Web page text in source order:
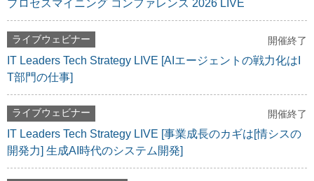
プロセスマイニング コンファレンス 2026 LIVE
ライブウェビナー 開催終了
IT Leaders Tech Strategy LIVE [AIエージェントの戦力化はI
T部門の仕事]
ライブウェビナー 開催終了
IT Leaders Tech Strategy LIVE [事業成長のカギは[情シスの
開発力] 生成AI時代のシステム開発]